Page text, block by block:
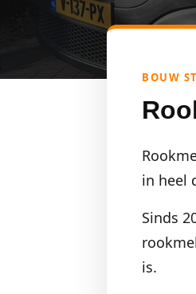
BOUW
in heel
Sinds
is.